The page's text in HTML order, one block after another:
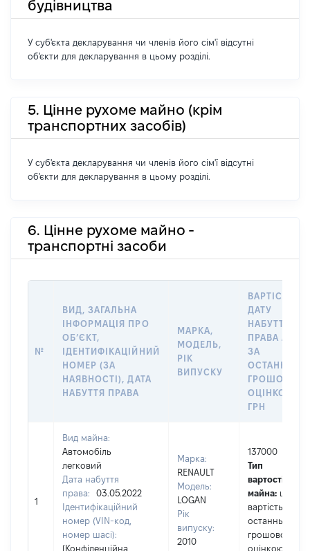
будівництва
У суб'єкта декларування чи членів його сім'ї відсутні
об'єкти для декларування в цьому розділі.
5. Цінне рухоме майно (крім
транспортних засобів)
У суб'єкта декларування чи членів його сім'ї відсутні
об'єкти для декларування в цьому розділі.
6. Цінне рухоме майно -
транспортні засоби
№
ВИД, ЗАГАЛЬНА
ІНФОРМАЦІЯ ПРО
ОБʼЄКТ,
ІДЕНТИФІКАЦІЙНИЙ
НОМЕР (ЗА
НАЯВНОСТІ), ДАТА
НАБУТТЯ ПРАВА
МАРКА,
МОДЕЛЬ,
РІК
ВИПУСКУ
ВАРТІСТЬ НА
ДАТУ
НАБУТТЯ
ПРАВА АБО
ЗА
ГРОШОВОЮ
ОЦІНКОЮ,
ГРН
1
Вид майна:
Автомобіль
легковий
Дата набуття
права:
03.05.2022
Ідентифікаційний
номер (VIN-код,
номер шасі):
[Конфіденційна
Марка:
RENAULT
Модель:
LOGAN
Рік
випуску:
2010
137000
Тип
вартості
майна: це
вартість за
останньою
грошовою
оцінкою